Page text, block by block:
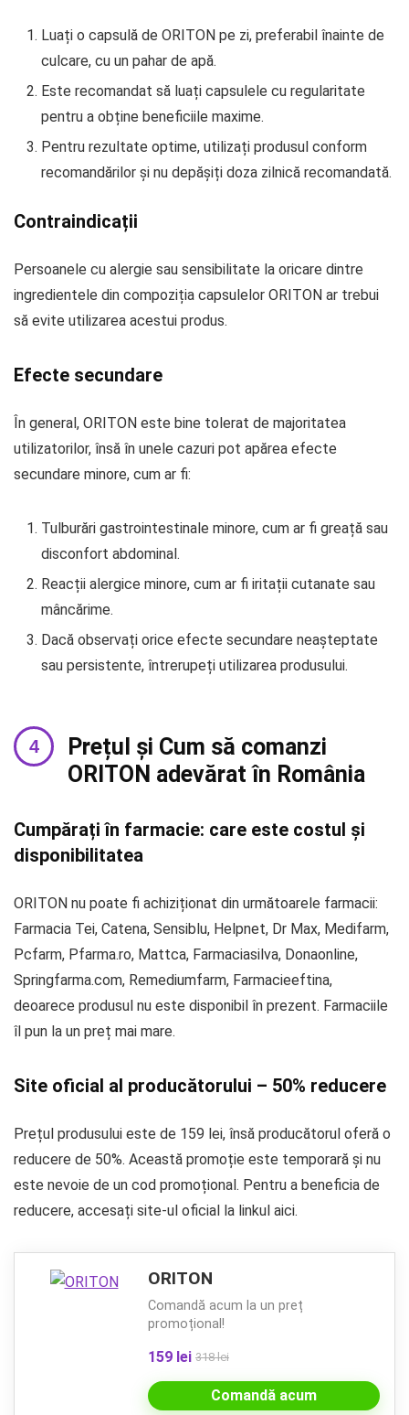
Luați o capsulă de ORITON pe zi, preferabil înainte de
culcare, cu un pahar de apă.
Este recomandat să luați capsulele cu regularitate
pentru a obține beneficiile maxime.
Pentru rezultate optime, utilizați produsul conform
recomandărilor și nu depășiți doza zilnică recomandată.
Contraindicații
Persoanele cu alergie sau sensibilitate la oricare dintre
ingredientele din compoziția capsulelor ORITON ar trebui
să evite utilizarea acestui produs.
Efecte secundare
În general, ORITON este bine tolerat de majoritatea
utilizatorilor, însă în unele cazuri pot apărea efecte
secundare minore, cum ar fi:
Tulburări gastrointestinale minore, cum ar fi greață sau
disconfort abdominal.
Reacții alergice minore, cum ar fi iritații cutanate sau
mâncărime.
Dacă observați orice efecte secundare neașteptate
sau persistente, întrerupeți utilizarea produsului.
Prețul și Cum să comanzi
ORITON adevărat în România
Cumpărați în farmacie: care este costul și
disponibilitatea
ORITON nu poate fi achiziționat din următoarele farmacii:
Farmacia Tei, Catena, Sensiblu, Helpnet, Dr Max, Medifarm,
Pcfarm, Pfarma.ro, Mattca, Farmaciasilva, Donaonline,
Springfarma.com, Remediumfarm, Farmacieeftina,
deoarece produsul nu este disponibil în prezent. Farmaciile
îl pun la un preț mai mare.
Site oficial al producătorului – 50% reducere
Prețul produsului este de 159 lei, însă producătorul oferă o
reducere de 50%. Această promoție este temporară și nu
este nevoie de un cod promoțional. Pentru a beneficia de
reducere, accesați site-ul oficial la linkul aici.
ORITON
Comandă acum la un preț
promoțional!
159 lei 318 lei
Comandă acum